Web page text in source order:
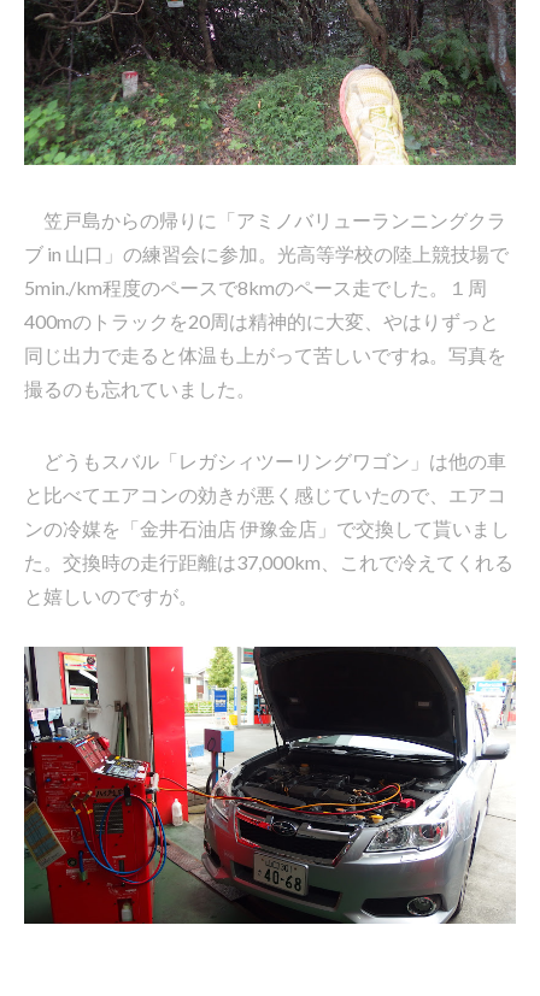
笠戸島からの帰りに「アミノバリューランニングクラ
ブ in 山口」の練習会に参加。光高等学校の陸上競技場で
5min./km程度のペースで8kmのペース走でした。１周
400mのトラックを20周は精神的に大変、やはりずっと
同じ出力で走ると体温も上がって苦しいですね。写真を
撮るのも忘れていました。
どうもスバル「レガシィツーリングワゴン」は他の車
と比べてエアコンの効きが悪く感じていたので、エアコ
ンの冷媒を「金井石油店 伊豫金店」で交換して貰いまし
た。交換時の走行距離は37,000km、これで冷えてくれる
と嬉しいのですが。